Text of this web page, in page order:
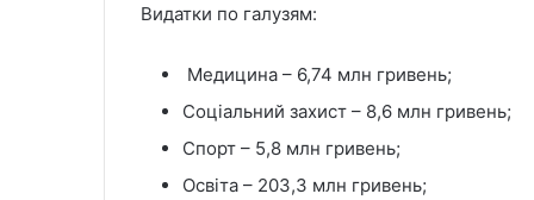
Видатки по галузям:
Медицина – 6,74 млн гривень;
Соціальний захист – 8,6 млн гривень;
Спорт – 5,8 млн гривень;
Освіта – 203,3 млн гривень;